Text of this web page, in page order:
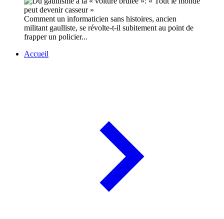
Comment un informaticien sans histoires, ancien
militant gaulliste, se révolte-t-il subitement au point de
frapper un policier...
Accueil